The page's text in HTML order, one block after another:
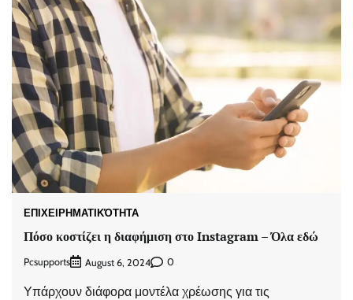
ΕΠΙΧΕΙΡΗΜΑΤΙΚΌΤΗΤΑ
Πόσο κοστίζει η διαφήμιση στο Instagram – Όλα εδώ
Pcsupports August 6, 2024 0
Υπάρχουν διάφορα μοντέλα χρέωσης για τις